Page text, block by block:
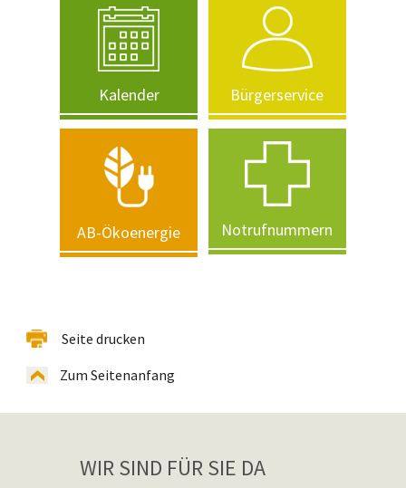
Kalender Bürgerservice
AB-Ökoenergie Notrufnummern
Seite drucken
Zum Seitenanfang
WIR SIND FÜR SIE DA